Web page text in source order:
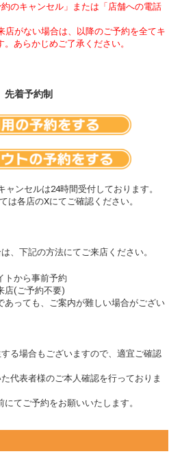
のキャンセル」または「店舗への電話
店がない場合は、以降のご予約を全てキ
あらかじめご了承ください。
先着予約制
ンセルは24時間受付しております。
は各店のXにてご確認ください。
、下記の方法にてご来店ください。
トから事前予約
店(ご予約不要)
あっても、ご案内が難しい場合がござい
る場合もございますので、 適宜ご確認
代表者様のご本人確認を行っておりま
てご予約をお願いいたします。